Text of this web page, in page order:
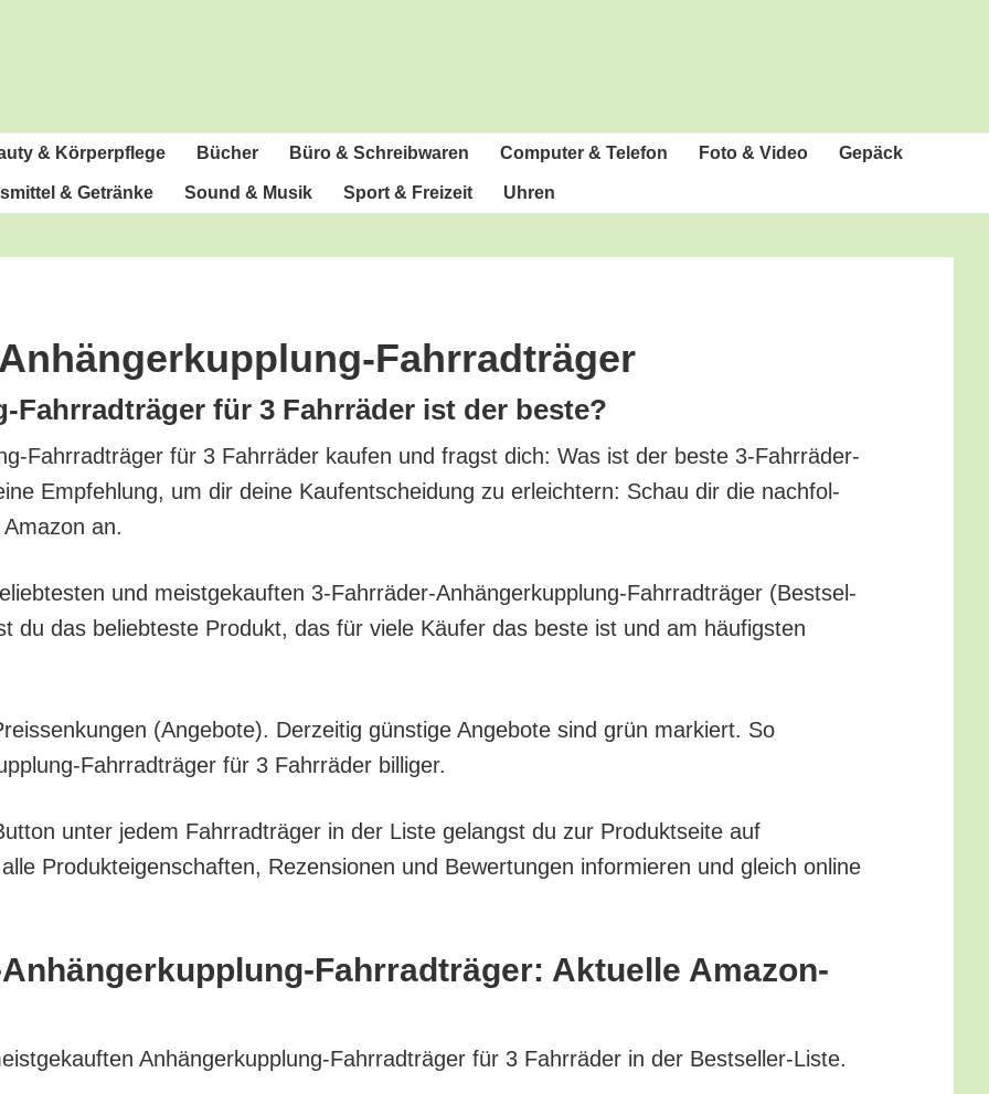
& Körperpflege Bücher Büro & Schreibwaren Com­pu­ter & Telefon Foto & Video Gepäck
& Getränke Sound & Musik Sport & Freizeit Uhren
Fahr­rad­trä­ger
Fahr­rad­trä­ger für 3 Fahr­rä­der ist der beste?
Fahr­rad­trä­ger für 3 Fahr­rä­der kau­fen und fragst dich: Was ist der bes­te 3‑Fahr­rä­der-
Emp­feh­lung, um dir dei­ne Kauf­ent­schei­dung zu erleich­tern: Schau dir die nach­fol­
an.
und meist­ge­kauf­ten 3‑Fahr­rä­der-Anhän­ger­kupp­lung-Fahr­rad­trä­ger (Best­sel­
du das belieb­tes­te Pro­dukt, das für vie­le Käu­fer das bes­te ist und am häu­figs­ten
(Ange­bo­te). Der­zei­tig güns­ti­ge Ange­bo­te sind grün mar­kiert. So
Fahr­rad­trä­ger für 3 Fahr­rä­der billiger.
unter jedem Fahr­rad­trä­ger in der Lis­te gelangst du zur Pro­dukt­sei­te auf
Pro­duk­tei­gen­schaf­ten, Rezen­sio­nen und Bewer­tun­gen infor­mie­ren und gleich online
Fahr­rad­trä­ger: Aktu­el­le Amazon-
Anhän­ger­kupp­lung-Fahr­rad­trä­ger für 3 Fahr­rä­der in der Bestseller-Liste.